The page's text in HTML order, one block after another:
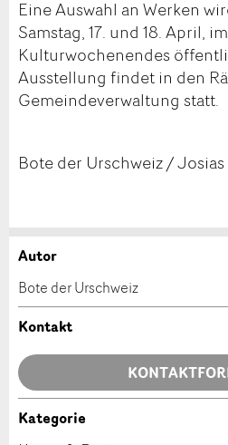
Eine Auswahl an Werken
Samstag, 17. und 18. April,
Kulturwochenendes
Ausstellung findet in den
Gemeindeverwaltung statt.
Bote der Urschweiz /
Anzeige
Ihr Feedback wird sehr
Allgemeines Feedback
Anzeige nicht mehr gültig
Anzeige unvollständig
Anzeige
Empfehlen Sie diese
Autor
Bote der Urschweiz
Kontakt
Kategorie